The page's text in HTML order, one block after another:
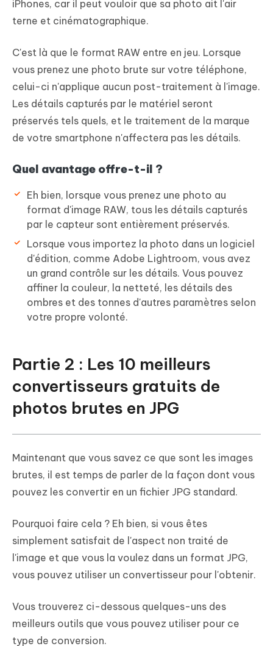
iPhones, car il peut vouloir que sa photo ait l'air
terne et cinématographique.
C'est là que le format RAW entre en jeu. Lorsque
vous prenez une photo brute sur votre téléphone,
celui-ci n'applique aucun post-traitement à l'image.
Les détails capturés par le matériel seront
préservés tels quels, et le traitement de la marque
de votre smartphone n'affectera pas les détails.
Quel avantage offre-t-il ?
Eh bien, lorsque vous prenez une photo au
format d'image RAW, tous les détails capturés
par le capteur sont entièrement préservés.
Lorsque vous importez la photo dans un logiciel
d'édition, comme Adobe Lightroom, vous avez
un grand contrôle sur les détails. Vous pouvez
affiner la couleur, la netteté, les détails des
ombres et des tonnes d'autres paramètres selon
votre propre volonté.
Partie 2 : Les 10 meilleurs
convertisseurs gratuits de
photos brutes en JPG
Maintenant que vous savez ce que sont les images
brutes, il est temps de parler de la façon dont vous
pouvez les convertir en un fichier JPG standard.
Pourquoi faire cela ? Eh bien, si vous êtes
simplement satisfait de l'aspect non traité de
l'image et que vous la voulez dans un format JPG,
vous pouvez utiliser un convertisseur pour l'obtenir.
Vous trouverez ci-dessous quelques-uns des
meilleurs outils que vous pouvez utiliser pour ce
type de conversion.